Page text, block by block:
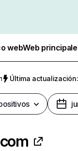
webWeb
Última